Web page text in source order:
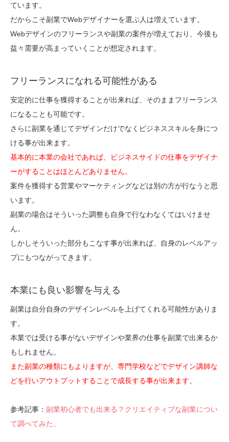
ています。
だからこそ副業でWebデザイナーを選ぶ人は増えています。
Webデザインのフリーランスや副業の案件が増えており、今後も
益々需要が高まっていくことが想定されます。
フリーランスになれる可能性がある
安定的に仕事を獲得することが出来れば、そのままフリーランス
になることも可能です。
さらに副業を通じてデザインだけでなくビジネススキルを身につ
ける事が出来ます。
基本的に本業の会社であれば、ビジネスサイドの仕事をデザイナ
ーがすることはほとんどありません。
案件を獲得する営業やマーケティングなどは別の方が行なうと思
います。
副業の場合はそういった調整も自身で行なわなくてはいけませ
ん。
しかしそういった部分もこなす事が出来れば、自身のレベルアッ
プにもつながってきます。
本業にも良い影響を与える
副業は自分自身のデザインレベルを上げてくれる可能性がありま
す。
本業では受ける事がないデザインや業界の仕事を副業で出来るか
もしれません。
また副業の種類にもよりますが、専門学校などでデザイン講師な
どを行いアウトプットすることで成長する事が出来ます。
参考記事： 副業初心者でも出来る？クリエイティブな副業につい
て調べてみた。